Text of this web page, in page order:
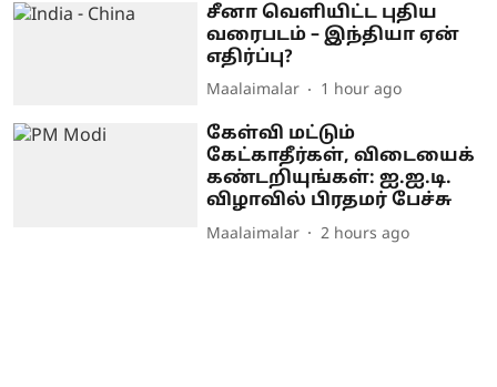
சீனா வெளியிட்ட புதிய
வரைபடம் – இந்தியா ஏன்
எதிர்ப்பு?
Maalaimalar 1 hour ago
கேள்வி மட்டும்
கேட்காதீர்கள், விடையைக்
கண்டறியுங்கள்: ஐ.ஐ.டி.
விழாவில் பிரதமர் பேச்சு
Maalaimalar 2 hours ago